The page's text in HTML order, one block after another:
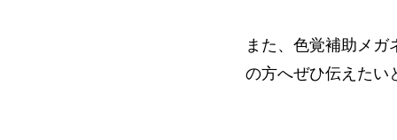
また、色覚補助メ
の方へぜひ伝えたい